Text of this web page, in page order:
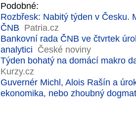
Podobné:
Rozbřesk: Nabitý týden v Česku.
ČNB Patria.cz
Bankovní rada ČNB ve čtvrtek
analytici České noviny
Týden bohatý na domácí makro
Kurzy.cz
Guvernér Michl, Alois Rašín a
ekonomika, nebo zhoubný